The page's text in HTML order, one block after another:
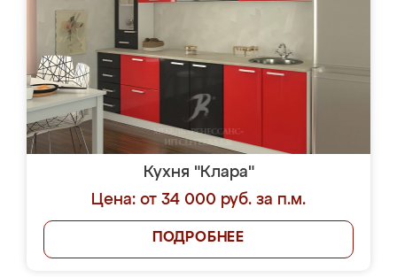
Кухня "Клара"
Цена: от 34 000 руб. за п.м.
ПОДРОБНЕЕ